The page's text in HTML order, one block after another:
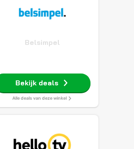
Belsimpel
Bekijk deals
Alle deals van deze winkel